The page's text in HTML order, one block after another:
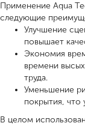
Применение Aqua
следующие
Улучшение
повышает
Экономия
времени
труда.
Уменьшение
покрытия, что
В целом